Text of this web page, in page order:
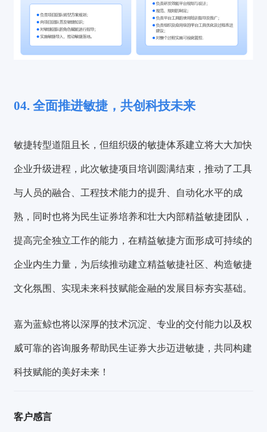
04. 全面推进敏捷，共创科技未来
敏捷转型道阻且长，但组织级的敏捷体系建立将大大加快
企业升级进程，此次敏捷项目培训圆满结束，推动了工具
与人员的融合、工程技术能力的提升、自动化水平的成
熟，同时也将为民生证券培养和壮大内部精益敏捷团队，
提高完全独立工作的能力，在精益敏捷方面形成可持续的
企业内生力量，为后续推动建立精益敏捷社区、构造敏捷
文化氛围、实现未来科技赋能金融的发展目标夯实基础。
嘉为蓝鲸也将以深厚的技术沉淀、专业的交付能力以及权
威可靠的咨询服务帮助民生证券大步迈进敏捷，共同构建
科技赋能的美好未来！
客户感言